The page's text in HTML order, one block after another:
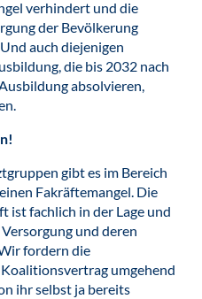
verhindert und die
der Bevölkerung
auch diejenigen
die bis 2032 nach
absolvieren,
gibt es im Bereich
Fakräftemangel. Die
ist fachlich in der Lage und
und deren
fordern die
umgehend
ihr selbst ja bereits